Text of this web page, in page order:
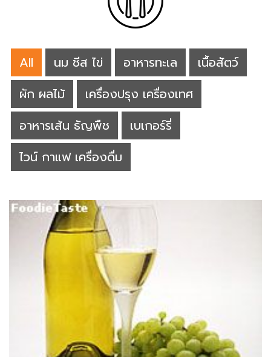
All นม ชีส ไข่ อาหารทะเล
เนื้อสัตว์
ผัก ผลไม้
เครื่องปรุง เครื่องเทศ
อาหารเส้น ธัญพืช
เบเกอร์รี่
ไวน์ กาแฟ เครื่องดื่ม